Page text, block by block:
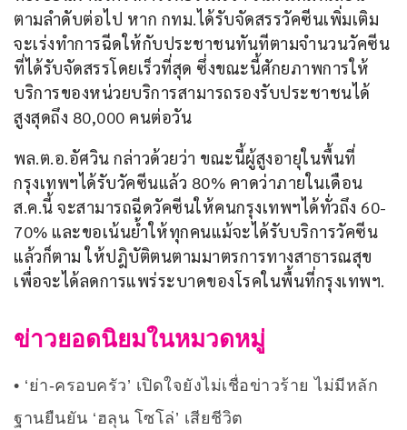
ตามลำดับต่อไป หาก กทม.ได้รับจัดสรรวัคซีนเพิ่มเติม
จะเร่งทำการฉีดให้กับประชาชนทันทีตามจำนวนวัคซีน
ที่ได้รับจัดสรรโดยเร็วที่สุด ซึ่งขณะนี้ศักยภาพการให้
บริการของหน่วยบริการสามารถรองรับประชาชนได้
สูงสุดถึง 80,000 คนต่อวัน
พล.ต.อ.อัศวิน กล่าวด้วยว่า ขณะนี้ผู้สูงอายุในพื้นที่
กรุงเทพฯได้รับวัคซีนแล้ว 80% คาดว่าภายในเดือน
ส.ค.นี้ จะสามารถฉีดวัคซีนให้คนกรุงเทพฯได้ทั่วถึง 60-
70% และขอเน้นย้ำให้ทุกคนแม้จะได้รับบริการวัคซีน
แล้วก็ตาม ให้ปฎิบัติตนตามมาตรการทางสาธารณสุข
เพื่อจะได้ลดการแพร่ระบาดของโรคในพื้นที่กรุงเทพฯ.
ข่าวยอดนิยมในหมวดหมู่
‘ย่า-ครอบครัว’ เปิดใจยังไม่เชื่อข่าวร้าย ไม่มีหลัก
ฐานยืนยัน ‘ฮลุน โซโล่’ เสียชีวิต